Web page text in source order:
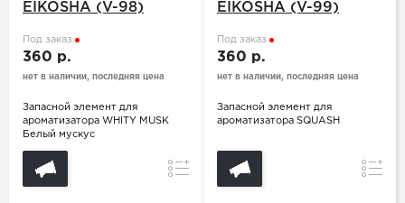
EIKOSHA (V-98)
Под заказ
360 р.
нет в наличии, последняя цена
Запасной элемент для
ароматизатора WHITY MUSK
Белый мускус
Сравнение
EIKOSHA (V-99)
Под заказ
360 р.
нет в наличии, последняя цена
Запасной элемент для
ароматизатора SQUASH